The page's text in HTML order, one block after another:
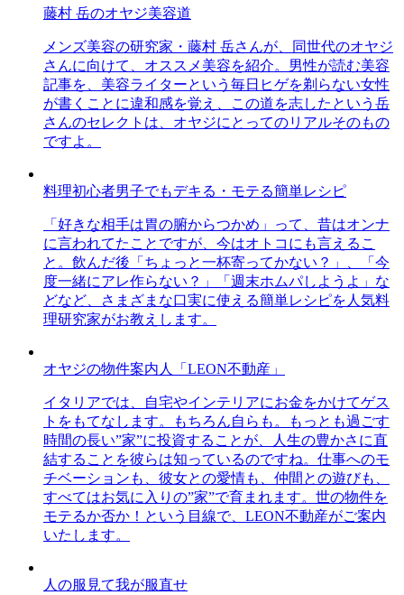
藤村 岳のオヤジ美容道
メンズ美容の研究家・藤村 岳さんが、同世代のオヤジ
さんに向けて、オススメ美容を紹介。男性が読む美容
記事を、美容ライターという毎日ヒゲを剃らない女性
が書くことに違和感を覚え、この道を志したという岳
さんのセレクトは、オヤジにとってのリアルそのもの
ですよ。
料理初心者男子でもデキる・モテる簡単レシピ
「好きな相手は胃の腑からつかめ」って、昔はオンナ
に言われてたことですが、今はオトコにも言えるこ
と。飲んだ後「ちょっと一杯寄ってかない？」、「今
度一緒にアレ作らない？」「週末ホムパしようよ」な
どなど、さまざまな口実に使える簡単レシピを人気料
理研究家がお教えします。
オヤジの物件案内人「LEON不動産」
イタリアでは、自宅やインテリアにお金をかけてゲス
トをもてなします。もちろん自らも。もっとも過ごす
時間の長い”家”に投資することが、人生の豊かさに直
結することを彼らは知っているのですね。仕事へのモ
チベーションも、彼女との愛情も、仲間との遊びも、
すべてはお気に入りの”家”で育まれます。世の物件を
モテるか否か！という目線で、LEON不動産がご案内
いたします。
人の服見て我が服直せ